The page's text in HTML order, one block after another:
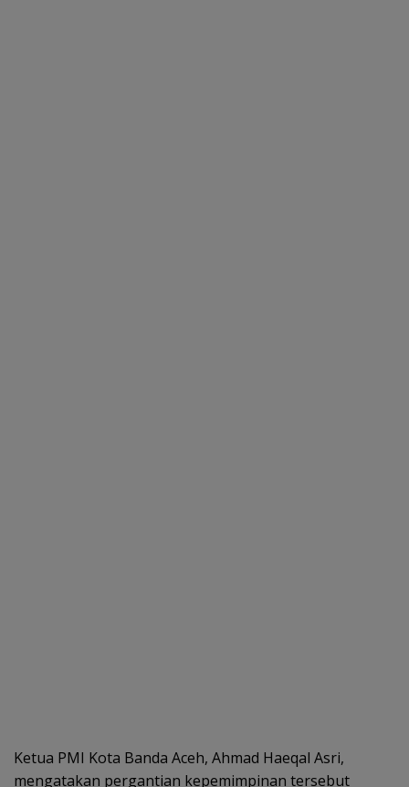
Ketua PMI Kota Banda Aceh, Ahmad Haeqal Asri,
mengatakan pergantian kepemimpinan tersebut